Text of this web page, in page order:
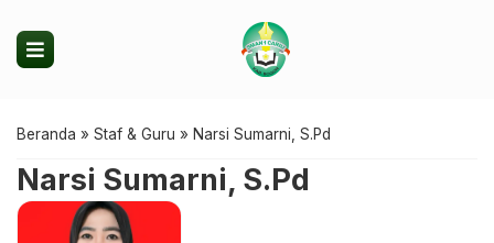
Beranda » Staf & Guru » Narsi Sumarni, S.Pd
Narsi Sumarni, S.Pd